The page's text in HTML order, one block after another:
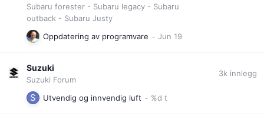
Subaru forester - Subaru legacy - Subaru
outback - Subaru Justy
Oppdatering av programvare
Suzuki
Suzuki Forum
3k innlegg
Utvendig og innvendig luft